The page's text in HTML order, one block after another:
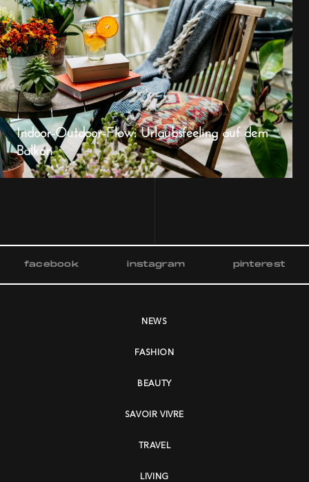
Indoor-Outdoor-Flow: Urlaubsfeeling auf dem
Balkon
facebook instagram pinterest
NEWS
FASHION
BEAUTY
SAVOIR VIVRE
TRAVEL
LIVING